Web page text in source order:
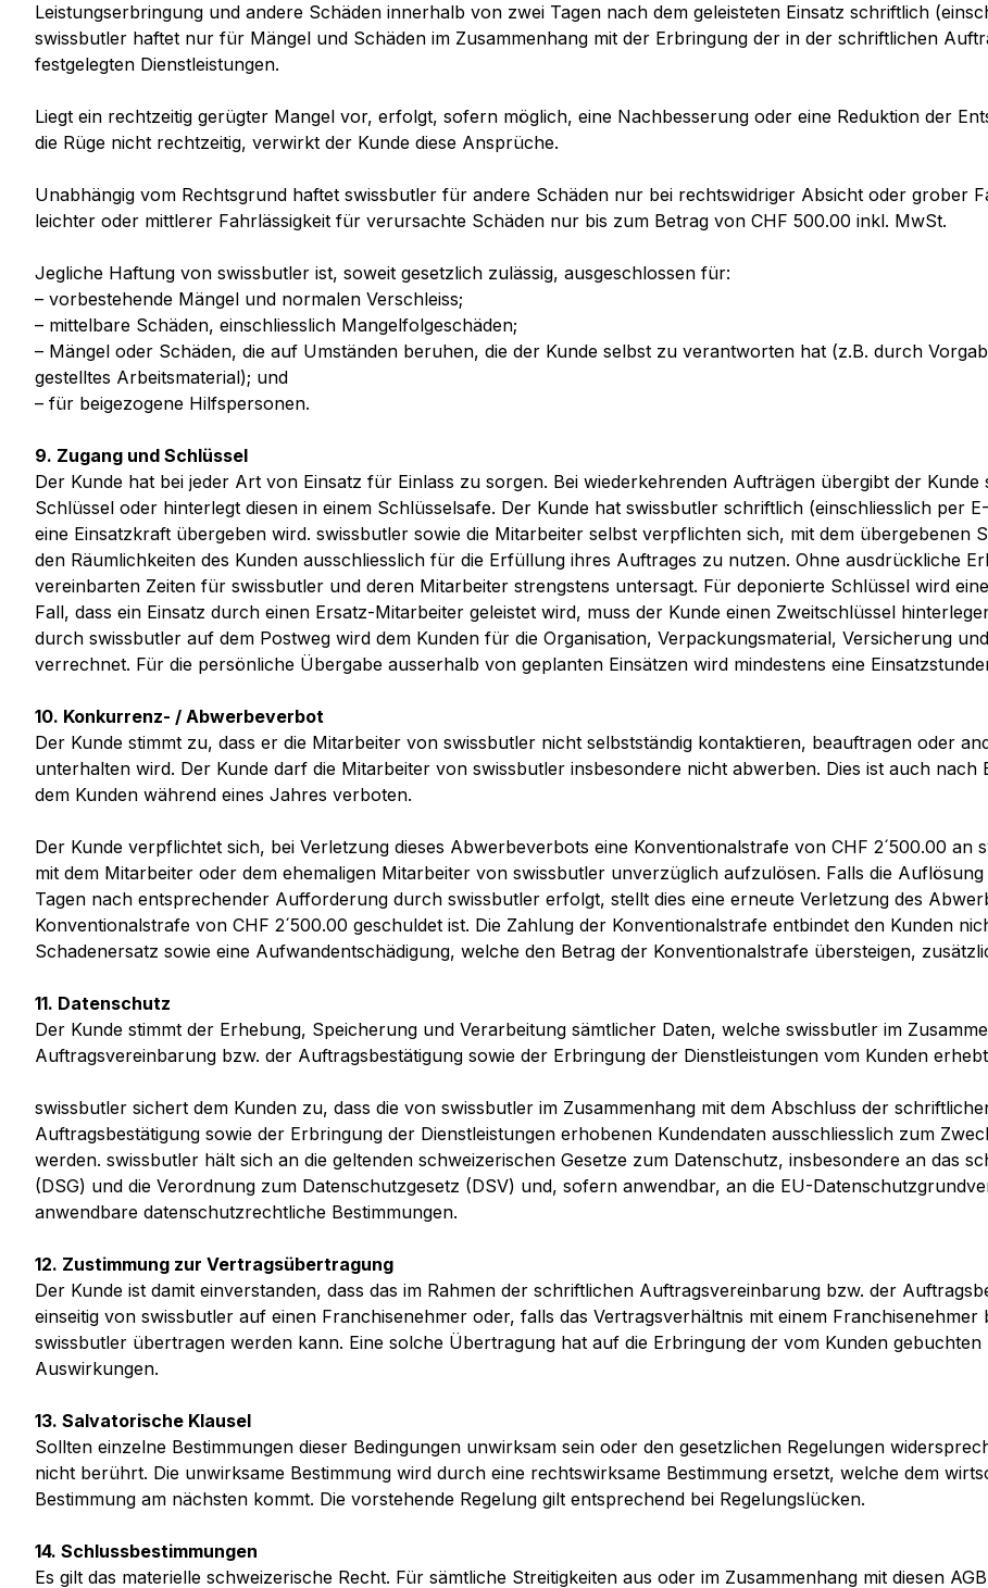
Leistungserbringung und andere Schäden innerhalb von zwei Tagen nach dem geleisteten Einsatz schriftlich
swissbutler haftet nur für Mängel und Schäden im Zusammenhang mit der Erbringung der in der schriftlichen
festgelegten Dienstleistungen.
Liegt ein rechtzeitig gerügter Mangel vor, erfolgt, sofern möglich, eine Nachbesserung oder eine Reduktion der
die Rüge nicht rechtzeitig, verwirkt der Kunde diese Ansprüche.
Unabhängig vom Rechtsgrund haftet swissbutler für andere Schäden nur bei rechtswidriger Absicht oder grober
leichter oder mittlerer Fahrlässigkeit für verursachte Schäden nur bis zum Betrag von CHF 500.00 inkl. MwSt.
Jegliche Haftung von swissbutler ist, soweit gesetzlich zulässig, ausgeschlossen für:
– vorbestehende Mängel und normalen Verschleiss;
– mittelbare Schäden, einschliesslich Mangelfolgeschäden;
– Mängel oder Schäden, die auf Umständen beruhen, die der Kunde selbst zu verantworten hat (z.B. durch
gestelltes Arbeitsmaterial); und
– für beigezogene Hilfspersonen.
9. Zugang und Schlüssel
Der Kunde hat bei jeder Art von Einsatz für Einlass zu sorgen. Bei wiederkehrenden Aufträgen übergibt der
Schlüssel oder hinterlegt diesen in einem Schlüsselsafe. Der Kunde hat swissbutler schriftlich (einschliesslich per
eine Einsatzkraft übergeben wird. swissbutler sowie die Mitarbeiter selbst verpflichten sich, mit dem übergebenen
den Räumlichkeiten des Kunden ausschliesslich für die Erfüllung ihres Auftrages zu nutzen. Ohne ausdrückliche
vereinbarten Zeiten für swissbutler und deren Mitarbeiter strengstens untersagt. Für deponierte Schlüssel wird
Fall, dass ein Einsatz durch einen Ersatz-Mitarbeiter geleistet wird, muss der Kunde einen Zweitschlüssel
durch swissbutler auf dem Postweg wird dem Kunden für die Organisation, Verpackungsmaterial, Versicherung
verrechnet. Für die persönliche Übergabe ausserhalb von geplanten Einsätzen wird mindestens eine
10. Konkurrenz- / Abwerbeverbot
Der Kunde stimmt zu, dass er die Mitarbeiter von swissbutler nicht selbstständig kontaktieren, beauftragen oder
unterhalten wird. Der Kunde darf die Mitarbeiter von swissbutler insbesondere nicht abwerben. Dies ist auch nach
dem Kunden während eines Jahres verboten.
Der Kunde verpflichtet sich, bei Verletzung dieses Abwerbeverbots eine Konventionalstrafe von CHF 2´500.00
mit dem Mitarbeiter oder dem ehemaligen Mitarbeiter von swissbutler unverzüglich aufzulösen. Falls die
Tagen nach entsprechender Aufforderung durch swissbutler erfolgt, stellt dies eine erneute Verletzung des
Konventionalstrafe von CHF 2´500.00 geschuldet ist. Die Zahlung der Konventionalstrafe entbindet den Kunden
Schadenersatz sowie eine Aufwandentschädigung, welche den Betrag der Konventionalstrafe übersteigen,
11. Datenschutz
Der Kunde stimmt der Erhebung, Speicherung und Verarbeitung sämtlicher Daten, welche swissbutler im
Auftragsvereinbarung bzw. der Auftragsbestätigung sowie der Erbringung der Dienstleistungen vom Kunden
swissbutler sichert dem Kunden zu, dass die von swissbutler im Zusammenhang mit dem Abschluss der
Auftragsbestätigung sowie der Erbringung der Dienstleistungen erhobenen Kundendaten ausschliesslich zum
werden. swissbutler hält sich an die geltenden schweizerischen Gesetze zum Datenschutz, insbesondere an das
(DSG) und die Verordnung zum Datenschutzgesetz (DSV) und, sofern anwendbar, an die EU-
anwendbare datenschutzrechtliche Bestimmungen.
12. Zustimmung zur Vertragsübertragung
Der Kunde ist damit einverstanden, dass das im Rahmen der schriftlichen Auftragsvereinbarung bzw. der
einseitig von swissbutler auf einen Franchisenehmer oder, falls das Vertragsverhältnis mit einem
swissbutler übertragen werden kann. Eine solche Übertragung hat auf die Erbringung der vom Kunden
Auswirkungen.
13. Salvatorische Klausel
Sollten einzelne Bestimmungen dieser Bedingungen unwirksam sein oder den gesetzlichen Regelungen
nicht berührt. Die unwirksame Bestimmung wird durch eine rechtswirksame Bestimmung ersetzt, welche dem
Bestimmung am nächsten kommt. Die vorstehende Regelung gilt entsprechend bei Regelungslücken.
14. Schlussbestimmungen
Es gilt das materielle schweizerische Recht. Für sämtliche Streitigkeiten aus oder im Zusammenhang mit diesen